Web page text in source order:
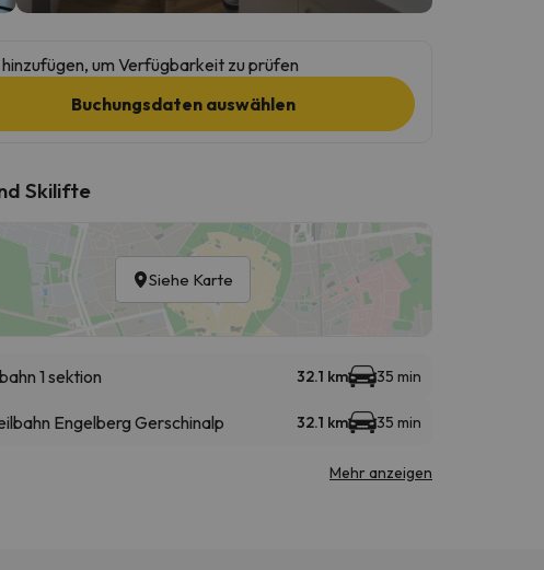
um Verfügbarkeit zu prüfen
Buchungsdaten auswählen
Skilifte
Siehe Karte
1 sektion 32.1 km 35 min
Engelberg Gerschinalp 32.1 km 35 min
Mehr anzeigen